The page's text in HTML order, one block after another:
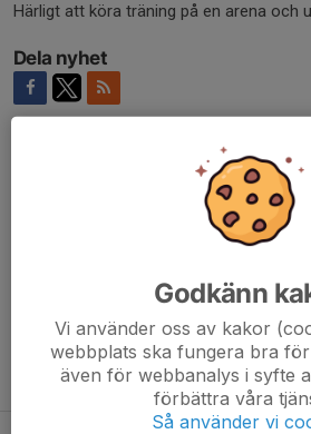
Härligt att köra träning på en arena och
Dela nyhet
Melinda Kisvardai Ionidis 22
Vilken härlig bild! Tack för att
att åka med till Skara! 🏃🏼‍♀️🏃🏼
Michaela Dahl22 maj, 14:43
Tidigare nyheter
Godkänn
Vi använder oss av kakor
webbplats ska fungera bra för
även för webbanalys i syfte
förbättra våra
Så använder vi